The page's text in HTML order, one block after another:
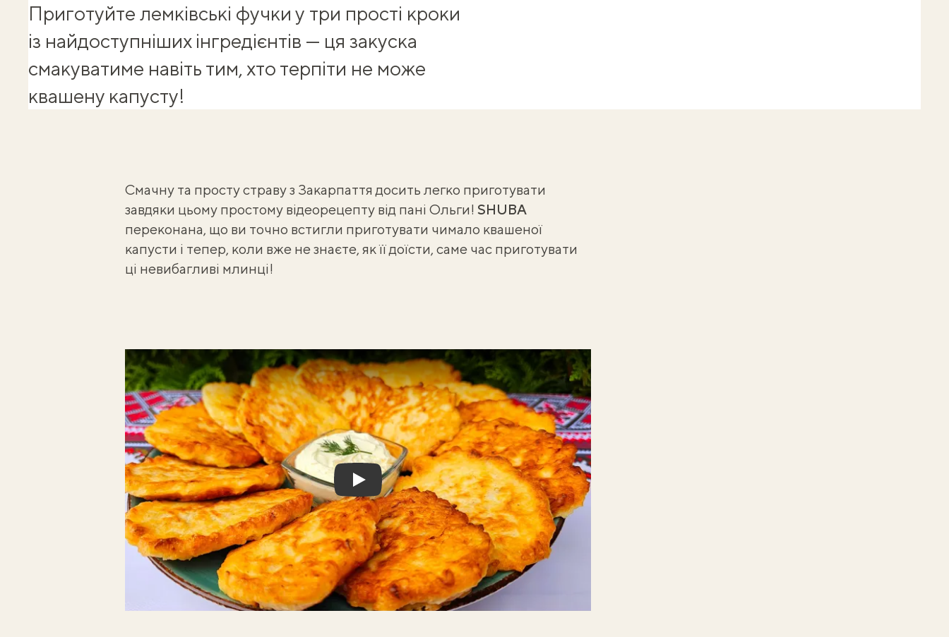
Приготуйте лемківські фучки у три прості кроки
із найдоступніших інгредієнтів — ця закуска
смакуватиме навіть тим, хто терпіти не може
квашену капусту!
Смачну та просту страву з Закарпаття досить легко приготувати
завдяки цьому простому відеорецепту від пані Ольги! SHUBA
переконана, що ви точно встигли приготувати чимало квашеної
капусти і тепер, коли вже не знаєте, як її доїсти, саме час приготувати
ці невибагливі млинці!
Play